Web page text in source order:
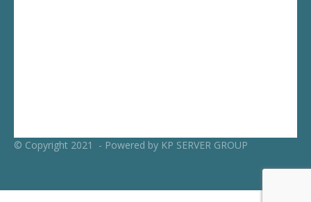
© Copyright 2021 - Powered by KP SERVER GROUP